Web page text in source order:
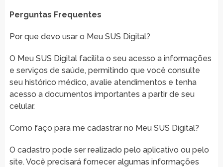
Perguntas Frequentes
Por que devo usar o Meu SUS Digital?
O Meu SUS Digital facilita o seu acesso a informações
e serviços de saúde, permitindo que você consulte
seu histórico médico, avalie atendimentos e tenha
acesso a documentos importantes a partir de seu
celular.
Como faço para me cadastrar no Meu SUS Digital?
O cadastro pode ser realizado pelo aplicativo ou pelo
site. Você precisará fornecer algumas informações